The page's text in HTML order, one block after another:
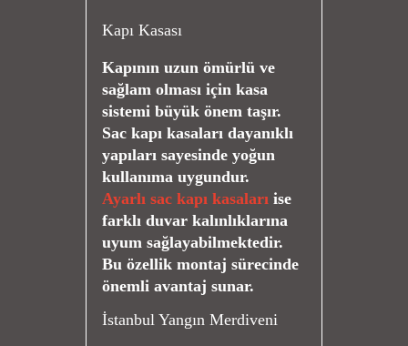
Kapı Kasası
Kapının uzun ömürlü ve
sağlam olması için kasa
sistemi büyük önem taşır.
Sac kapı kasaları dayanıklı
yapıları sayesinde yoğun
kullanıma uygundur.
Ayarlı sac kapı kasaları ise
farklı duvar kalınlıklarına
uyum sağlayabilmektedir.
Bu özellik montaj sürecinde
önemli avantaj sunar.
İstanbul Yangın Merdiveni